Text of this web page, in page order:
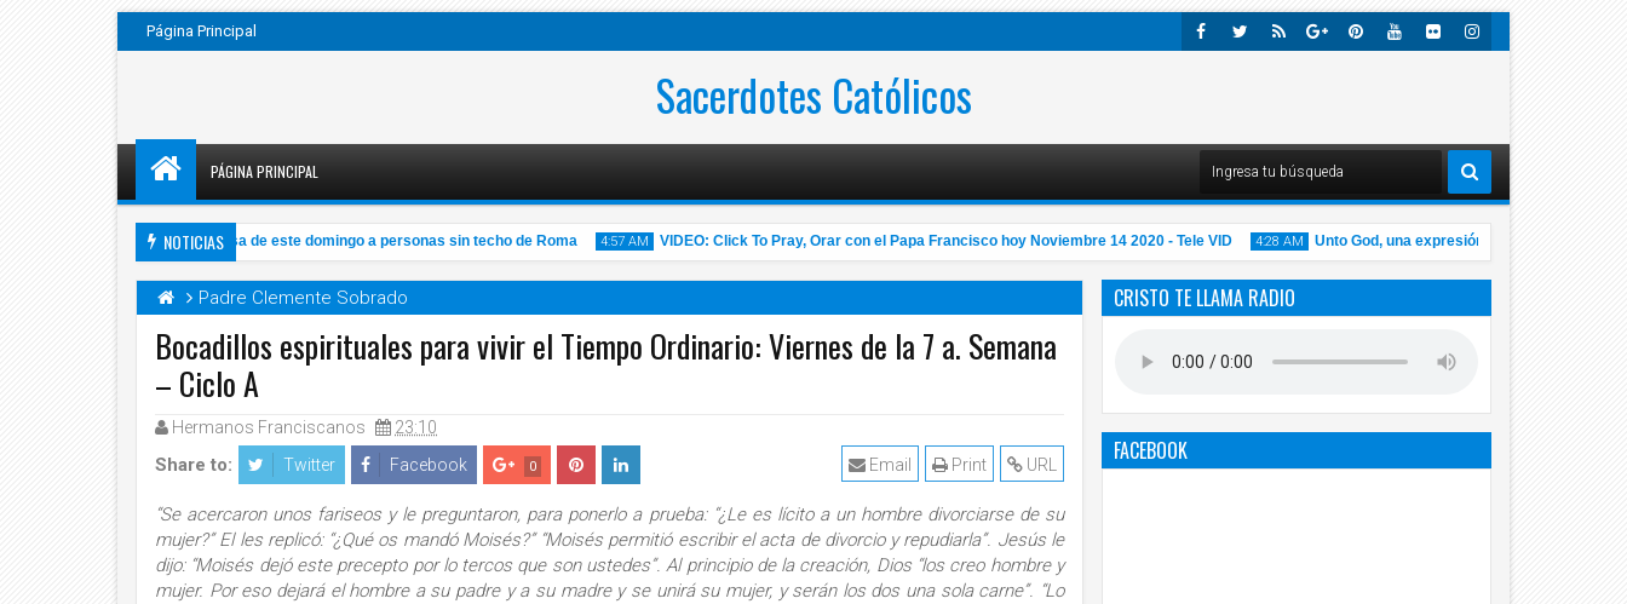
Página Principal
M
Plus
Sacerdotes Católicos
PÁGINA PRINCIPAL
NOTICIAS
VIDEO: Papa invita a su misa de este domingo a personas sin techo de Roma 4:57 AM VIDEO: Click To Pray, Orar con el Papa Francisco hoy Noviembre 14 2020 - Tele VID 4:28 AM
14
Unto God, una expresión equivocada
Padre Clemente Sobrado
Bocadillos espirituales para vivir el Tiempo Ordinario: Viernes de la 7 a. Semana
– Ciclo A
Hermanos Franciscanos 23:10
Share to: Twitter Facebook 0 URL
Print
Email
“Se acercaron unos fariseos y le preguntaron, para ponerlo a prueba: “¿Le es lícito a un hombre divorciarse de su
mujer?” El les replicó: “¿Qué os mandó Moisés?” “Moisés permitió escribir el acta de divorcio y repudiarla”. Jesús le
dijo: “Moisés dejó este precepto por lo tercos que son ustedes”. Al principio de la creación, Dios “los creo hombre y
mujer. Por eso dejará el hombre a su padre y a su madre y se unirá su mujer, y serán los dos una sola carne”. “Lo
CRISTO TE LLAMA RADIO
FACEBOOK